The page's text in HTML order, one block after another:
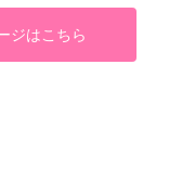
ジはこちら